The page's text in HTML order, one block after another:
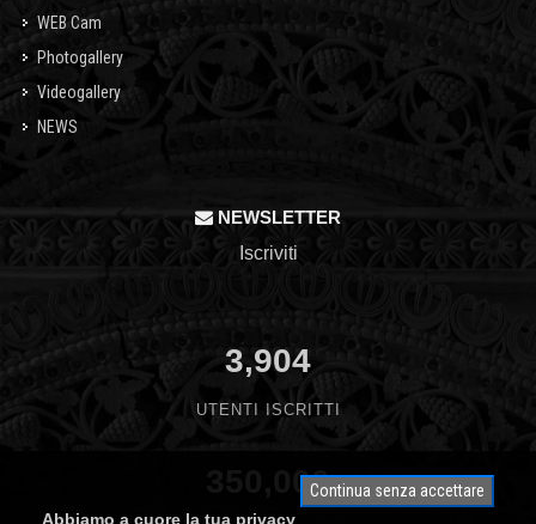
WEB Cam
Photogallery
Videogallery
NEWS
NEWSLETTER
Iscriviti
3,904
UTENTI ISCRITTI
350,000Continua senza accettare
Abbiamo a cuore la tua privacy